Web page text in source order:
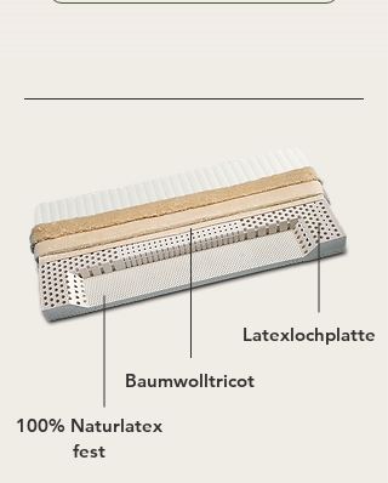
100% Naturlatex
fest
Baumwolltricot
Latexlochplatte